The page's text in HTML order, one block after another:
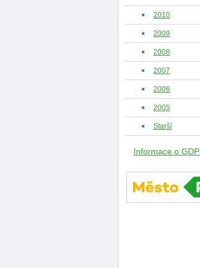
2010
2009
2008
2007
2006
2005
Starší
Informace o